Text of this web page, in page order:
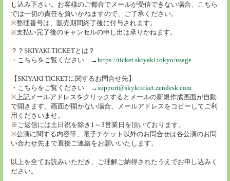
し込み下さい。お客様のご都合でメールが受信できない場合、こちら
では一切の責任を負いかねますので、ご了承ください。
※整理番号は、販売期間終了後に付与されます。
※支払い完了後のキャンセルの申し出は承りかねます。
？？SKIYAKI TICKETとは？
・こちらをご覧ください →https://ticket.skiyaki.tokyo/usage
【SKIYAKI TICKETに関するお問合せ先】
・こちらをご覧ください →support@skykticket.zendesk.com
※上記メールアドレスをクリックするとメールの新規作成画面が自動
で開きます。画面が開かない場合、メールアドレスをコピーしてご利
用くださいませ。
※ご返信には土日祝を除き1～3営業日を頂いております。
※公演に関する内容等、電子チケット以外のお問合せは各公演のお問
い合わせ先まで直接ご連絡をお願いいたします。
以上を全てお読みいただき、ご理解ご納得されたうえでお申し込みく
ださい。